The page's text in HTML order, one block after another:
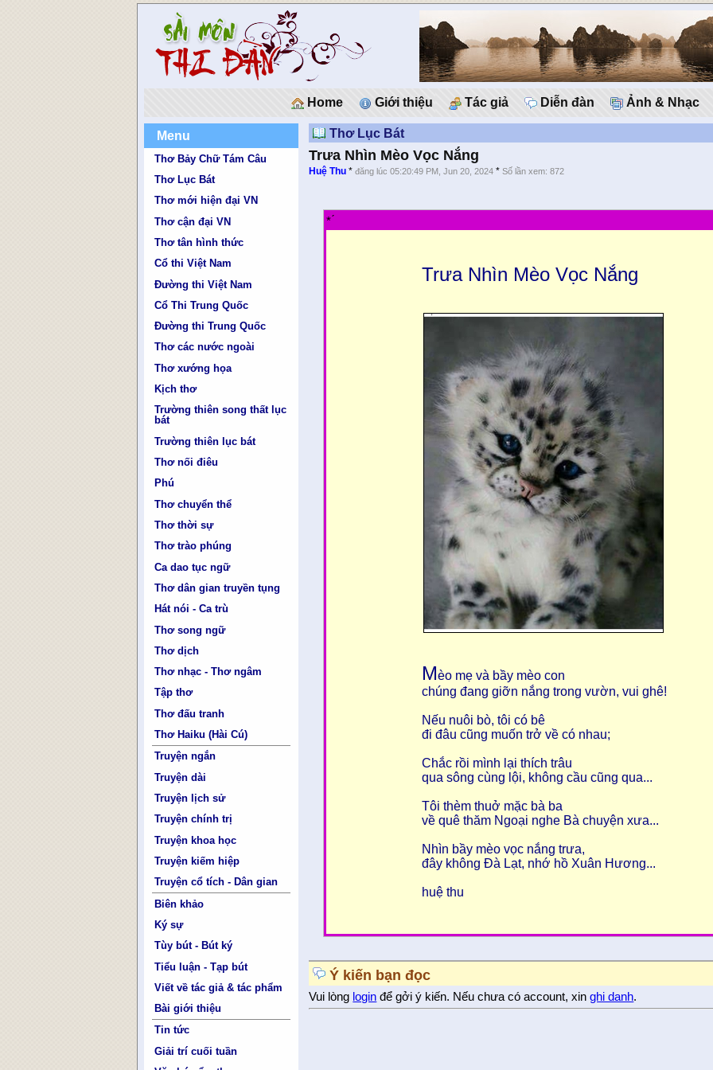
Home Giới thiệu Tác giả Diễn đàn Ảnh & Nhạc
Menu
Thơ Bảy Chữ Tám Câu
Thơ Lục Bát
Thơ mới hiện đại VN
Thơ cận đại VN
Thơ tân hình thức
Cổ thi Việt Nam
Đường thi Việt Nam
Cổ Thi Trung Quốc
Đường thi Trung Quốc
Thơ các nước ngoài
Thơ xướng họa
Kịch thơ
Trường thiên song thất lục
bát
Trường thiên lục bát
Thơ nối điêu
Phú
Thơ chuyển thể
Thơ thời sự
Thơ trào phúng
Ca dao tục ngữ
Thơ dân gian truyền tụng
Hát nói - Ca trù
Thơ song ngữ
Thơ dịch
Thơ nhạc - Thơ ngâm
Tập thơ
Thơ đấu tranh
Thơ Haiku (Hài Cú)
Truyện ngắn
Truyện dài
Truyện lịch sử
Truyện chính trị
Truyện khoa học
Truyện kiếm hiệp
Truyện cổ tích - Dân gian
Biên khảo
Ký sự
Tùy bút - Bút ký
Tiểu luận - Tạp bút
Viết về tác giả & tác phẩm
Bài giới thiệu
Tin tức
Giải trí cuối tuần
Thơ Lục Bát
Trưa Nhìn Mèo Vọc Nắng
Huệ Thu *đăng lúc 05:20:49 PM, Jun 20, 2024 *Số lần xem: 872
* ́
Trưa Nhìn Mèo Vọc Nắng
Mèo mẹ và bầy mèo con
chúng đang giỡn nắng trong vườn, vui ghê!
Nếu nuôi bò, tôi có bê
đi đâu cũng muốn trở về có nhau;
Chắc rồi mình lại thích trâu
qua sông cùng lội, không cầu cũng qua...
Tôi thèm thuở mặc bà ba
về quê thăm Ngoại nghe Bà chuyện xưa...
Nhìn bầy mèo vọc nắng trưa,
đây không Đà Lạt, nhớ hồ Xuân Hương...
huệ thu
Ý kiến bạn đọc
Vui lòng login để gởi ý kiến. Nếu chưa có account, xinghi danh.